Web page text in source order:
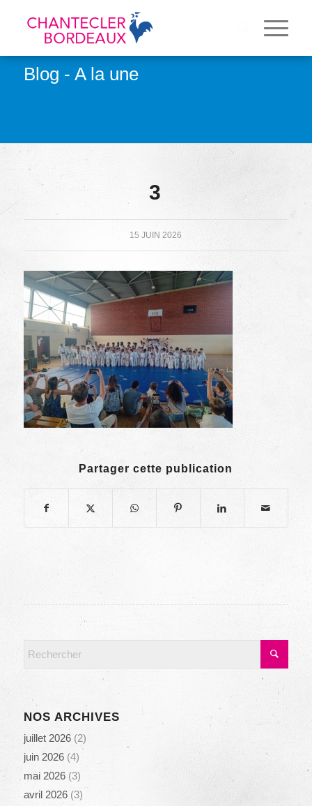
Blog - A la une
3
15 JUIN 2026
Partager cette publication
NOS ARCHIVES
juillet 2026(2)
juin 2026(4)
mai 2026(3)
avril 2026(3)